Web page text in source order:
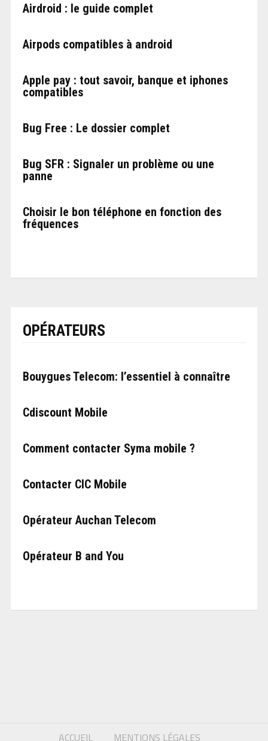
Airdroid : le guide complet
Airpods compatibles à android
Apple pay : tout savoir, banque et iphones
compatibles
Bug Free : Le dossier complet
Bug SFR : Signaler un problème ou une
panne
Choisir le bon téléphone en fonction des
fréquences
OPÉRATEURS
Bouygues Telecom: l’essentiel à connaître
Cdiscount Mobile
Comment contacter Syma mobile ?
Contacter CIC Mobile
Opérateur Auchan Telecom
Opérateur B and You
ACCUEIL MENTIONS LÉGALES